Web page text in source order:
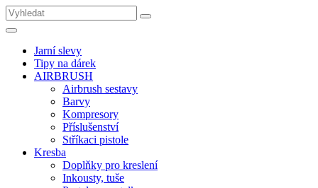
Jarní slevy
Tipy na dárek
AIRBRUSH
Airbrush sestavy
Barvy
Kompresory
Příslušenství
Stříkaci pistole
Kresba
Doplňky pro kreslení
Inkousty, tuše